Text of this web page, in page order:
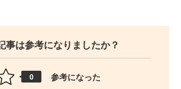
事は参考になりましたか？
0 参考になった